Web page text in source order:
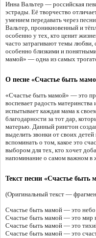
Инна Вальтер — российская
эстрады. Её творчество
умением передавать через
Вальтер, проникновенный и
особенно у тех, кто ценит
часто затрагивают темы любви,
особенно близкими и
мамой» — одна из самых
О песне «Счастье быть
«Счастье быть мамой» — это
воспевает радость
испытывает каждая мама к
благодарности за тот дар,
матерью. Данный рингтон
выделить звонки от своих
вспоминать о том, какое это
выбором для тех, кто хочет
напоминание о самом важном в
Текст песни «Счастье
(Оригинальный текст —
Счастье быть мамой — это небо
Счастье быть мамой — это мир
Счастье быть мамой — это
Счастье быть мамой — это